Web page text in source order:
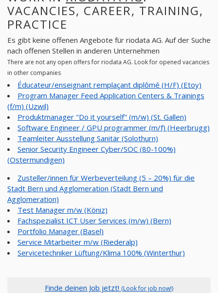
VACANCIES, CAREER, TRAINING,
PRACTICE
Es gibt keine offenen Angebote für riodata AG. Auf der Suche
nach offenen Stellen in anderen Unternehmen
There are not any open offers for riodata AG. Look for opened vacancies
in other companies
Éducateur/enseignant remplaçant diplômé (H/F) (Etoy)
Program Manager Feed Application Centers & Trainings
(f/m) (Uzwil)
Produktmanager "Do it yourself" (m/w) (St. Gallen)
Software Engineer / GPU programmer (m/f) (Heerbrugg)
Teamleiter Ausstellung Sanitär (Solothurn)
Senior Security Engineer Cyber/SOC (80-100%)
(Ostermundigen)
Zusteller/innen für Werbeverteilung (5 – 20%) für die
Stadt Bern und Agglomeration (Stadt Bern und
Agglomeration)
Test Manager m/w (Köniz)
Fachspezialist ICT User Services (m/w) (Bern)
Portfolio Manager (Basel)
Service Mitarbeiter m/w (Riederalp)
Servicetechniker Lüftung/Klima 100% (Winterthur)
Finde deinen Job jetzt! (Look for job now!)